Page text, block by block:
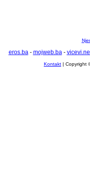
eros.ba- mojweb.ba-
Kontakt | Copyright